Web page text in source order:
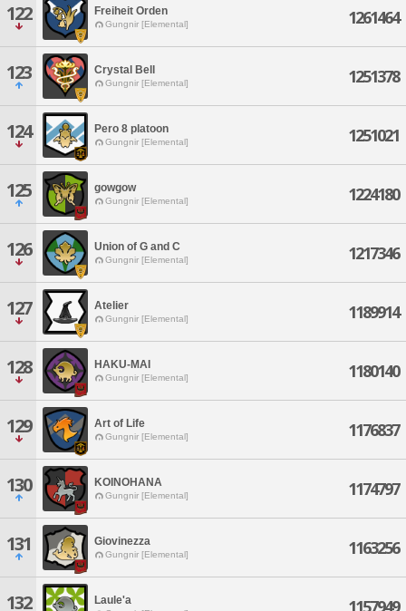
122 Freiheit Orden
Gungnir [Elemental] 1261464
123 Crystal Bell
Gungnir [Elemental] 1251378
124 Pero 8 platoon
Gungnir [Elemental] 1251021
125 gowgow
Gungnir [Elemental] 1224180
126 Union of G and C
Gungnir [Elemental] 1217346
127 Atelier
Gungnir [Elemental] 1189914
128 HAKU-MAI
Gungnir [Elemental] 1180140
129 Art of Life
Gungnir [Elemental] 1176837
130 KOINOHANA
Gungnir [Elemental] 1174797
131 Giovinezza
Gungnir [Elemental] 1163256
132 Laule'a 1157949